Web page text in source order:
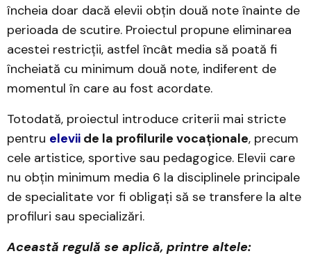
încheia doar dacă elevii obțin două note înainte de
perioada de scutire. Proiectul propune eliminarea
acestei restricții, astfel încât media să poată fi
încheiată cu minimum două note, indiferent de
momentul în care au fost acordate.
Totodată, proiectul introduce criterii mai stricte
pentru elevii de la profilurile vocaționale, precum
cele artistice, sportive sau pedagogice. Elevii care
nu obțin minimum media 6 la disciplinele principale
de specialitate vor fi obligați să se transfere la alte
profiluri sau specializări.
Această regulă se aplică, printre altele: